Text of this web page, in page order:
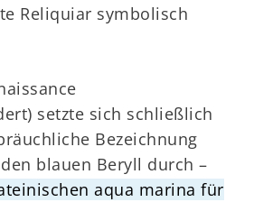
Reliquiar symbolisch
setzte sich schließlich
Bezeichnung
blauen Beryll durch –
aqua marina für